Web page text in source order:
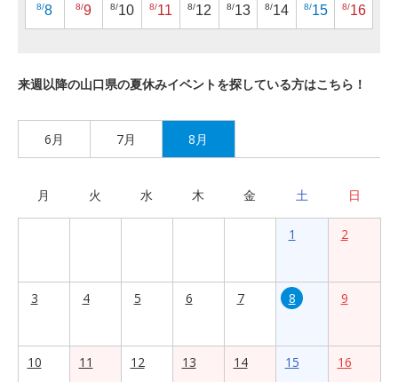
8/8 8/9 8/10 8/11 8/12 8/13 8/14 8/15 8/16
来週以降の山口県の夏休みイベントを探している方はこちら！
6月 7月 8月
月 火 水 木 金 土 日
1 2
3 4 5 6 7 8 9
10
11
12
13
14
15
16